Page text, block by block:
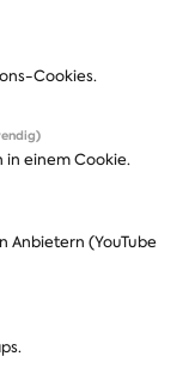
Essen I [117]
Cookies.
einem Cookie.
Anbietern (YouTube